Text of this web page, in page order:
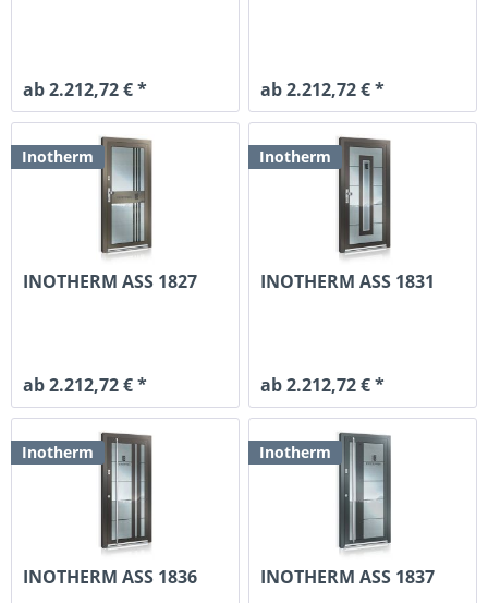
ab 2.212,72 € * ab 2.212,72 € *
Inotherm
INOTHERM ASS 1827
ab 2.212,72 € *
Inotherm
INOTHERM ASS 1831
ab 2.212,72 € *
Inotherm
INOTHERM ASS 1836
Inotherm
INOTHERM ASS 1837